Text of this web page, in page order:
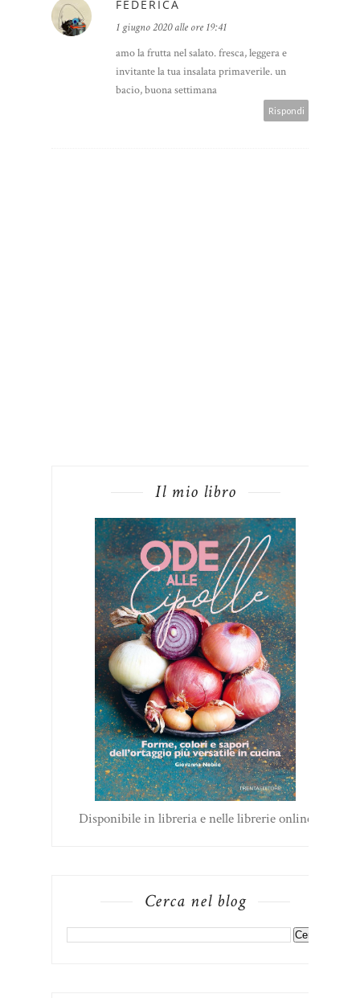
FEDERICA
1 giugno 2020 alle ore 19:41
amo la frutta nel salato. fresca, leggera e
invitante la tua insalata primaverile. un
bacio, buona settimana
Rispondi
Il mio libro
Disponibile in libreria e nelle librerie online
Cerca nel blog